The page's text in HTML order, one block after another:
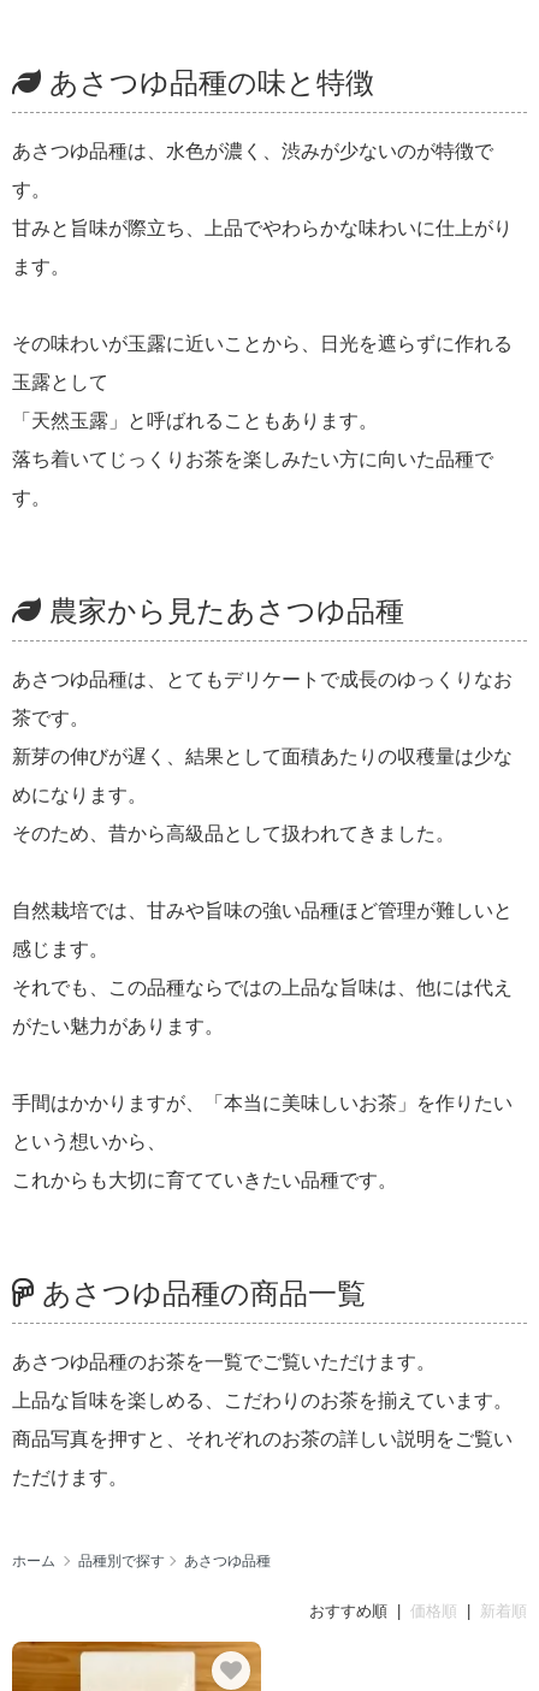
あさつゆ品種の味と特徴
あさつゆ品種は、水色が濃く、渋みが少ないのが特徴で
す。
甘みと旨味が際立ち、上品でやわらかな味わいに仕上がり
ます。
その味わいが玉露に近いことから、日光を遮らずに作れる
玉露として
「天然玉露」と呼ばれることもあります。
落ち着いてじっくりお茶を楽しみたい方に向いた品種で
す。
農家から見たあさつゆ品種
あさつゆ品種は、とてもデリケートで成長のゆっくりなお
茶です。
新芽の伸びが遅く、結果として面積あたりの収穫量は少な
めになります。
そのため、昔から高級品として扱われてきました。
自然栽培では、甘みや旨味の強い品種ほど管理が難しいと
感じます。
それでも、この品種ならではの上品な旨味は、他には代え
がたい魅力があります。
手間はかかりますが、「本当に美味しいお茶」を作りたい
という想いから、
これからも大切に育てていきたい品種です。
あさつゆ品種の商品一覧
あさつゆ品種のお茶を一覧でご覧いただけます。
上品な旨味を楽しめる、こだわりのお茶を揃えています。
商品写真を押すと、それぞれのお茶の詳しい説明をご覧い
ただけます。
ホーム 品種別で探す あさつゆ品種
おすすめ順 | 価格順 新着順